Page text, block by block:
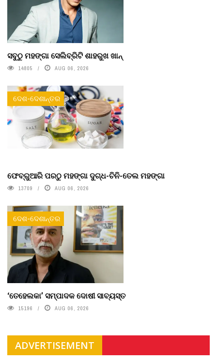
ସବୁଠୁ ମହଙ୍ଗା ସେଲିବ୍ରିଟି ଶାହରୁଖ ଖାନ୍
14805 AUG 06, 2026
ଦେଶ-ଦେଶାନ୍ତର
ଫେବ୍ରୁଆରି ପରଠୁ ମହଙ୍ଗା ଦୁଗ୍ଧ-ଚିନି-ତେଲ ମହଙ୍ଗା
13709 AUG 06, 2026
ଦେଶ-ଦେଶାନ୍ତର
‘ତେହେଲକା’ ସମ୍ପାଦକ ଦୋଷୀ ସାବ୍ୟସ୍ତ
15196 AUG 06, 2026
ADVERTISEMENT